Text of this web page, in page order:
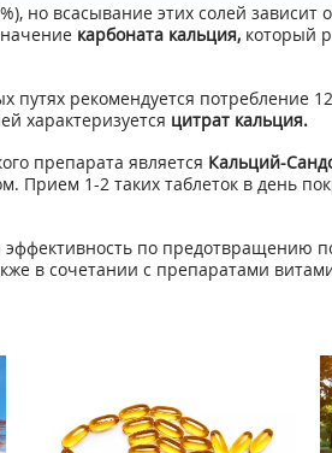
но всасывание этих солей зависит
карбоната кальция,который
рекомендуется потребление
характеризуется цитрат кальция.
препарата является Кальций-
Прием 1-2 таких таблеток в день
по предотвращению
в сочетании с препаратами